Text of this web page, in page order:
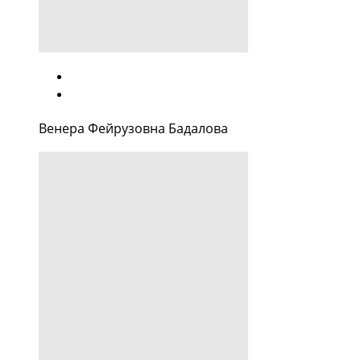
Венера Фейрузовна Бадалова